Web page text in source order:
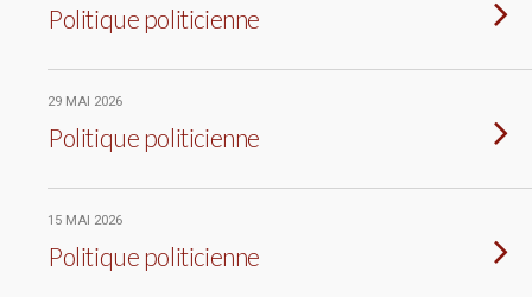
Politique politicienne
29 MAI 2026
Politique politicienne
15 MAI 2026
Politique politicienne